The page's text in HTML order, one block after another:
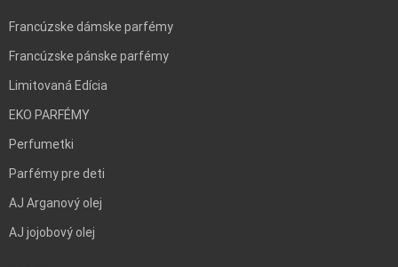
Francúzske dámske parfémy
Francúzske pánske parfémy
Limitovaná Edícia
EKO PARFÉMY
Perfumetki
Parfémy pre deti
AJ Arganový olej
AJ jojobový olej